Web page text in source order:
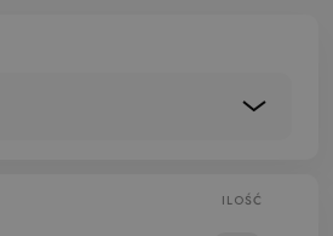
ILOŚĆ